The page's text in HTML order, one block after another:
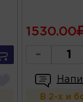
1530.00
-
В 2-х и